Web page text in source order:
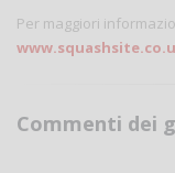
Per maggiori
Commenti dei